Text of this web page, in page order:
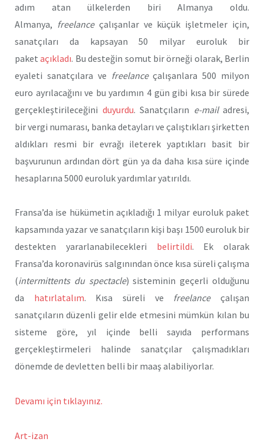
adım atan ülkelerden biri Almanya oldu.
Almanya, freelance çalışanlar ve küçük işletmeler için,
sanatçıları da kapsayan 50 milyar euroluk bir
paketaçıkladı. Bu desteğin somut bir örneği olarak, Berlin
eyaleti sanatçılara ve freelanceçalışanlara 500 milyon
euro ayrılacağını ve bu yardımın 4 gün gibi kısa bir sürede
gerçekleştirileceğini duyurdu. Sanatçıların e-mail adresi,
bir vergi numarası, banka detayları ve çalıştıkları şirketten
aldıkları resmi bir evrağı ileterek yaptıkları basit bir
başvurunun ardından dört gün ya da daha kısa süre içinde
hesaplarına 5000 euroluk yardımlar yatırıldı.
Fransa’da ise hükümetin açıkladığı 1 milyar euroluk paket
kapsamında yazar ve sanatçıların kişi başı 1500 euroluk bir
destekten yararlanabilecekleri belirtildi. Ek olarak
Fransa’da koronavirüs salgınından önce kısa süreli çalışma
(intermittents du spectacle) sisteminin geçerli olduğunu
da hatırlatalım. Kısa süreli ve freelanceçalışan
sanatçıların düzenli gelir elde etmesini mümkün kılan bu
sisteme göre, yıl içinde belli sayıda performans
gerçekleştirmeleri halinde sanatçılar çalışmadıkları
dönemde de devletten belli bir maaş alabiliyorlar.
Devamı için tıklayınız.
Art-izan